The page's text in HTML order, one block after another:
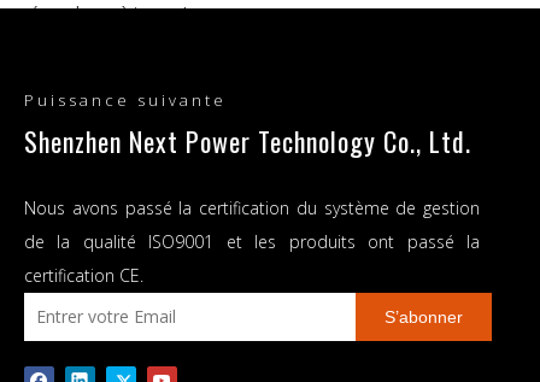
répondrons à temps!
Onduleurs tout-en-un à
onde sinusoïdale pure
Puissance suivante
Shenzhen Next Power Technology Co., Ltd.
Nous avons passé la certification du système de gestion
de la qualité ISO9001 et les produits ont passé la
certification CE.
S’abonner